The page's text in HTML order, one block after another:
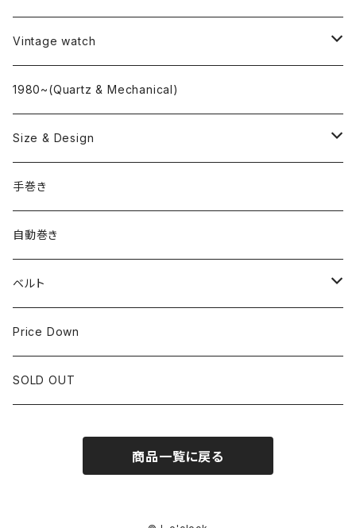
L o'clock
"delve"
Vintage watch
海外ブランド
OMEGA
ROLEX
国産ブランド
SEIKO
CITIZEN
1980~(Quartz & Mechanical)
Size & Design
~24.9mm
25mm~29.9mm
30mm~34.9mm
35mm~39.9mm
40mm~
手巻き
自動巻き
ベルト
HIRSCHベルト
SSブレスレット
Price Down
SOLD OUT
商品一覧に戻る